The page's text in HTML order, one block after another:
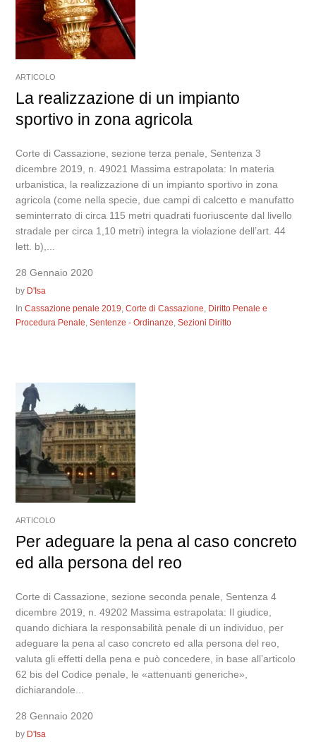
ARTICOLO
La realizzazione di un impianto
sportivo in zona agricola
Corte di Cassazione, sezione terza penale, Sentenza 3
dicembre 2019, n. 49021 Massima estrapolata: In materia
urbanistica, la realizzazione di un impianto sportivo in zona
agricola (come nella specie, due campi di calcetto e manufatto
seminterrato di circa 115 metri quadrati fuoriuscente dal livello
stradale per circa 1,10 metri) integra la violazione dell’art. 44
lett. b),...
28 Gennaio 2020
by D'Isa
InCassazione penale 2019,Corte di Cassazione, Diritto Penale e
Procedura Penale,Sentenze - Ordinanze,Sezioni Diritto
ARTICOLO
Per adeguare la pena al caso concreto
ed alla persona del reo
Corte di Cassazione, sezione seconda penale, Sentenza 4
dicembre 2019, n. 49202 Massima estrapolata: Il giudice,
quando dichiara la responsabilità penale di un individuo, per
adeguare la pena al caso concreto ed alla persona del reo,
valuta gli effetti della pena e può concedere, in base all’articolo
62 bis del Codice penale, le «attenuanti generiche»,
dichiarandole...
28 Gennaio 2020
by D'Isa